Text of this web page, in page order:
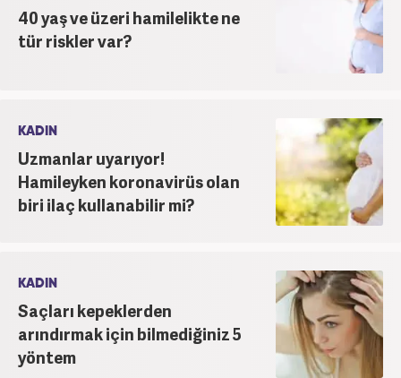
40 yaş ve üzeri hamilelikte ne
tür riskler var?
KADIN
Uzmanlar uyarıyor!
Hamileyken koronavirüs olan
biri ilaç kullanabilir mi?
KADIN
Saçları kepeklerden
arındırmak için bilmediğiniz 5
yöntem